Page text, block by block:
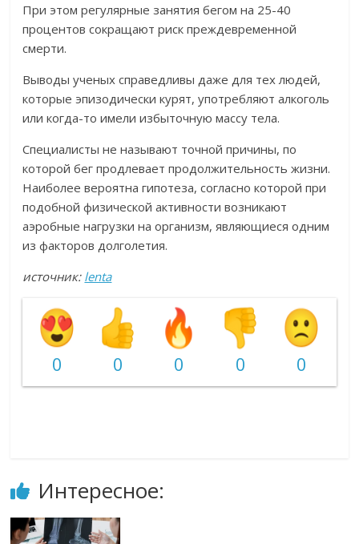
При этом регулярные занятия бегом на 25-40
процентов сокращают риск преждевременной
смерти.
Выводы ученых справедливы даже для тех людей,
которые эпизодически курят, употребляют алкоголь
или когда-то имели избыточную массу тела.
Специалисты не называют точной причины, по
которой бег продлевает продолжительность жизни.
Наиболее вероятна гипотеза, согласно которой при
подобной физической активности возникают
аэробные нагрузки на организм, являющиеся одним
из факторов долголетия.
источник: lenta
0 0 0 0 0
Интересное: